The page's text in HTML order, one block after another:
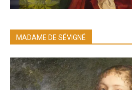
MADAME DE SÉVIGNÉ